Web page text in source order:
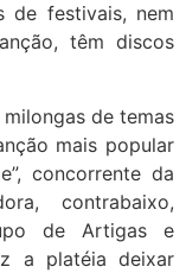
de festivais, nem
têm discos
de temas
mais popular
concorrente da
contrabaixo,
de Artigas e
a platéia deixar